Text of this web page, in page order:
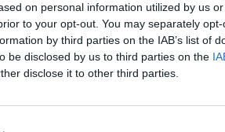
on personal information utilized by us
to your opt-out. You may separately
by third parties on the IAB’s list of
be disclosed by us to third parties on the
disclose it to other third parties.
ÄMNESORD
Advokat Anders Cardell
Magnusson